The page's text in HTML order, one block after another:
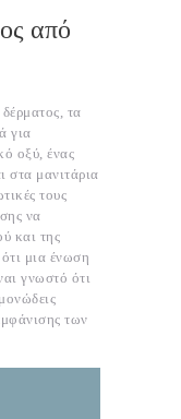
από
τα
για
οξύ, ένας
στα μανιτάρια
τους
να
και της
μια ένωση
γνωστό ότι
των